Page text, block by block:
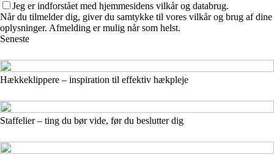
Jeg er indforstået med hjemmesidens vilkår og databrug.
Når du tilmelder dig, giver du samtykke til vores vilkår og brug af dine
oplysninger. Afmelding er mulig når som helst.
Seneste
Hækkeklippere – inspiration til effektiv hækpleje
Staffelier – ting du bør vide, før du beslutter dig